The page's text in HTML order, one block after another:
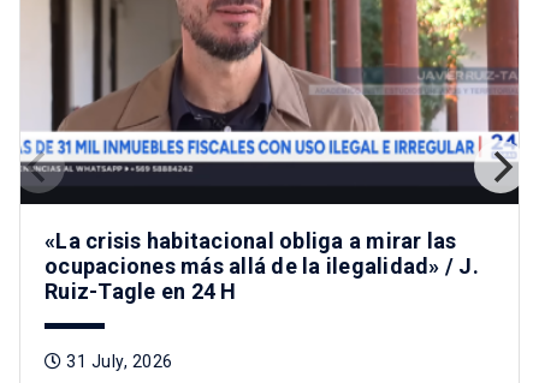
«La crisis habitacional obliga a mirar las
ocupaciones más allá de la ilegalidad» / J.
Ruiz-Tagle en 24 H
31 July, 2026